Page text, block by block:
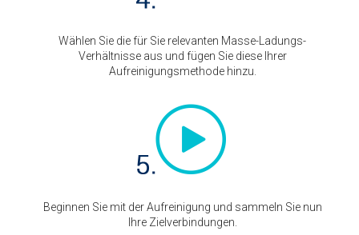
Wählen Sie die für Sie relevanten Masse-Ladungs-
Verhältnisse aus und fügen Sie diese Ihrer
Aufreinigungsmethode hinzu.
Beginnen Sie mit der Aufreinigung und sammeln Sie nun
Ihre Zielverbindungen.